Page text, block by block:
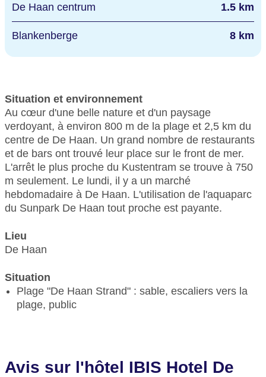
De Haan centrum 1.5 km
Blankenberge 8 km
Situation et environnement
Au cœur d'une belle nature et d'un paysage
verdoyant, à environ 800 m de la plage et 2,5 km du
centre de De Haan. Un grand nombre de restaurants
et de bars ont trouvé leur place sur le front de mer.
L'arrêt le plus proche du Kustentram se trouve à 750
m seulement. Le lundi, il y a un marché
hebdomadaire à De Haan. L'utilisation de l'aquaparc
du Sunpark De Haan tout proche est payante.
Lieu
De Haan
Situation
Plage "De Haan Strand" : sable, escaliers vers la
plage, public
Avis sur l'hôtel IBIS Hotel De